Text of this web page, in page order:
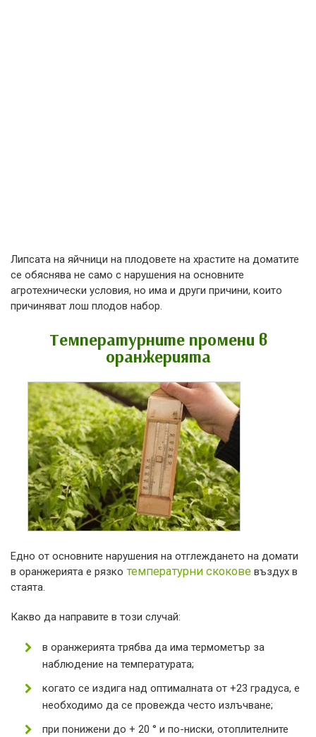
Липсата на яйчници на плодовете на храстите на доматите
се обяснява не само с нарушения на основните
агротехнически условия, но има и други причини, които
причиняват лош плодов набор.
Температурните промени в
оранжерията
Едно от основните нарушения на отглеждането на домати
в оранжерията е рязко температурни скокове въздух в
стаята.
Какво да направите в този случай:
в оранжерията трябва да има термометър за
наблюдение на температурата;
когато се издига над оптималната от +23 градуса, е
необходимо да се провежда често излъчване;
при понижени до + 20 ° и по-ниски, отоплителните